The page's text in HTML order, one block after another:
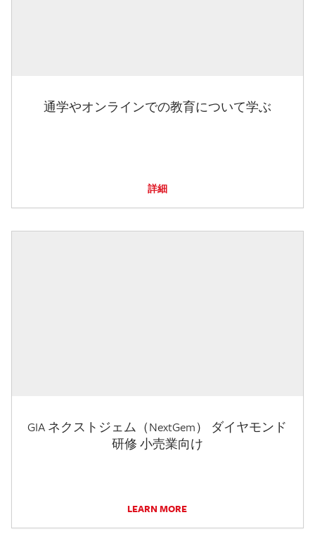
通学やオンラインでの教育について学ぶ
詳細
GIA ネクストジェム（NextGem） ダイヤモンド
研修 小売業向け
LEARN MORE